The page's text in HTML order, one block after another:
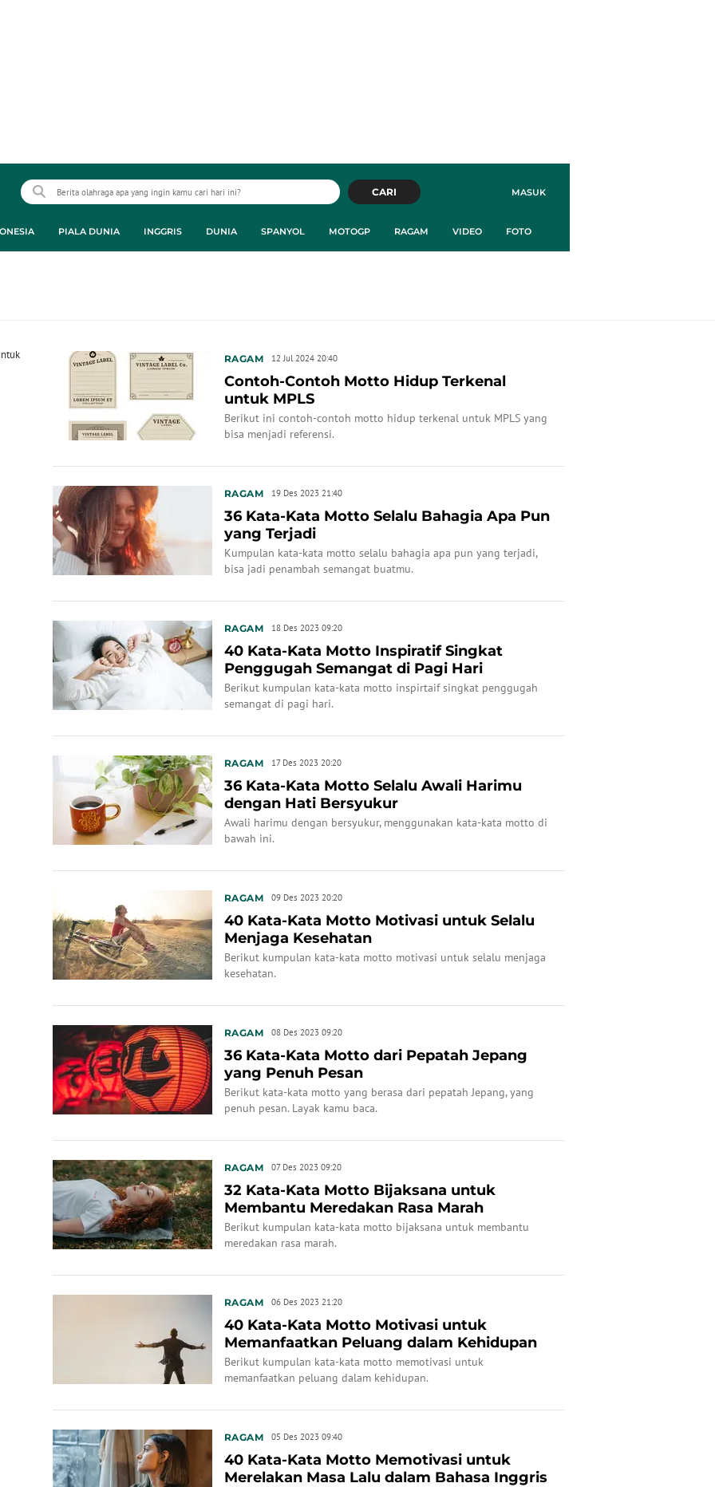
MASUK
CARI
PIALA DUNIA INGGRIS DUNIA SPANYOL MOTOGP RAGAM VIDEO FOTO
RAGAM 12 Jul 2024 20:40
Contoh-Contoh Motto Hidup Terkenal
untuk MPLS
Berikut ini contoh-contoh motto hidup terkenal untuk MPLS yang
bisa menjadi referensi.
RAGAM 19 Des 2023 21:40
36 Kata-Kata Motto Selalu Bahagia Apa Pun
yang Terjadi
Kumpulan kata-kata motto selalu bahagia apa pun yang terjadi,
bisa jadi penambah semangat buatmu.
RAGAM 18 Des 2023 09:20
40 Kata-Kata Motto Inspiratif Singkat
Penggugah Semangat di Pagi Hari
Berikut kumpulan kata-kata motto inspirtaif singkat penggugah
semangat di pagi hari.
RAGAM 17 Des 2023 20:20
36 Kata-Kata Motto Selalu Awali Harimu
dengan Hati Bersyukur
Awali harimu dengan bersyukur, menggunakan kata-kata motto di
bawah ini.
RAGAM 09 Des 2023 20:20
40 Kata-Kata Motto Motivasi untuk Selalu
Menjaga Kesehatan
Berikut kumpulan kata-kata motto motivasi untuk selalu menjaga
kesehatan.
RAGAM 08 Des 2023 09:20
36 Kata-Kata Motto dari Pepatah Jepang
yang Penuh Pesan
Berikut kata-kata motto yang berasa dari pepatah Jepang, yang
penuh pesan. Layak kamu baca.
RAGAM 07 Des 2023 09:20
32 Kata-Kata Motto Bijaksana untuk
Membantu Meredakan Rasa Marah
Berikut kumpulan kata-kata motto bijaksana untuk membantu
meredakan rasa marah.
RAGAM 06 Des 2023 21:20
40 Kata-Kata Motto Motivasi untuk
Memanfaatkan Peluang dalam Kehidupan
Berikut kumpulan kata-kata motto memotivasi untuk
memanfaatkan peluang dalam kehidupan.
RAGAM 05 Des 2023 09:40
40 Kata-Kata Motto Memotivasi untuk
Merelakan Masa Lalu dalam Bahasa Inggris